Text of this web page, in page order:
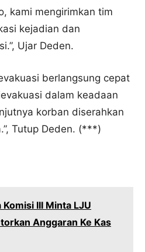
kami mengirimkan tim
kejadian dan
Ujar Deden.
berlangsung cepat
dalam keadaan
korban diserahkan
Tutup Deden. (***)
Komisi III Minta LJU
Anggaran Ke Kas